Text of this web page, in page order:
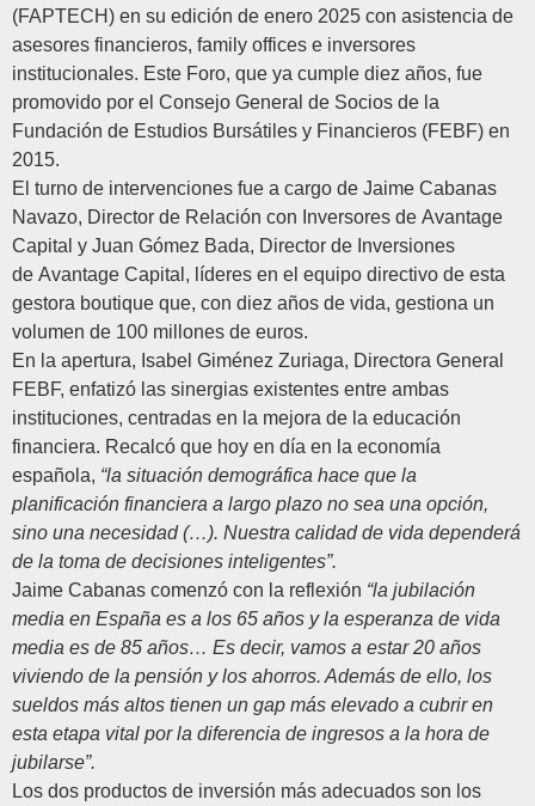
(FAPTECH) en su edición de enero 2025 con asistencia de
asesores financieros, family offices e inversores
institucionales. Este Foro, que ya cumple diez años, fue
promovido por el Consejo General de Socios de la
Fundación de Estudios Bursátiles y Financieros (FEBF) en
2015.
El turno de intervenciones fue a cargo de Jaime Cabanas
Navazo, Director de Relación con Inversores de Avantage
Capital y Juan Gómez Bada, Director de Inversiones
de Avantage Capital, líderes en el equipo directivo de esta
gestora boutique que, con diez años de vida, gestiona un
volumen de 100 millones de euros.
En la apertura, Isabel Giménez Zuriaga, Directora General
FEBF, enfatizó las sinergias existentes entre ambas
instituciones, centradas en la mejora de la educación
financiera. Recalcó que hoy en día en la economía
española, “la situación demográfica hace que la
planificación financiera a largo plazo no sea una opción,
sino una necesidad (…). Nuestra calidad de vida dependerá
de la toma de decisiones inteligentes”.
Jaime Cabanas comenzó con la reflexión “la jubilación
media en España es a los 65 años y la esperanza de vida
media es de 85 años… Es decir, vamos a estar 20 años
viviendo de la pensión y los ahorros. Además de ello, los
sueldos más altos tienen un gap más elevado a cubrir en
esta etapa vital por la diferencia de ingresos a la hora de
jubilarse”.
Los dos productos de inversión más adecuados son los